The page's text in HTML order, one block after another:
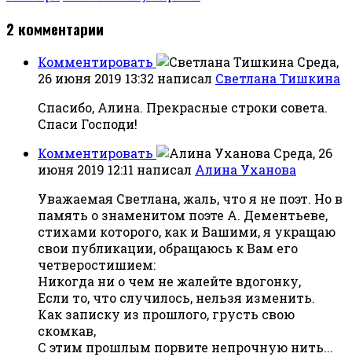
2 комментарии
Комментировать
Среда,
26 июня 2019 13:32 написал Светлана Тишкина
Спасибо, Алина. Прекрасные строки совета.
Спаси Господи!
Комментировать
Среда, 26
июня 2019 12:11 написал Алина Уханова
Уважаемая Светлана, жаль, что я не поэт. Но в
память о знаменитом поэте А. Дементьеве,
стихами которого, как и Вашими, я укращаю
свои публикации, обращаюсь к Вам его
четверостишием:
Никогда ни о чем не жалейте вдогонку,
Если то, что случилось, нельзя изменить.
Как записку из прошлого, грусть свою
скомкав,
С этим прошлым порвите непрочную нить...